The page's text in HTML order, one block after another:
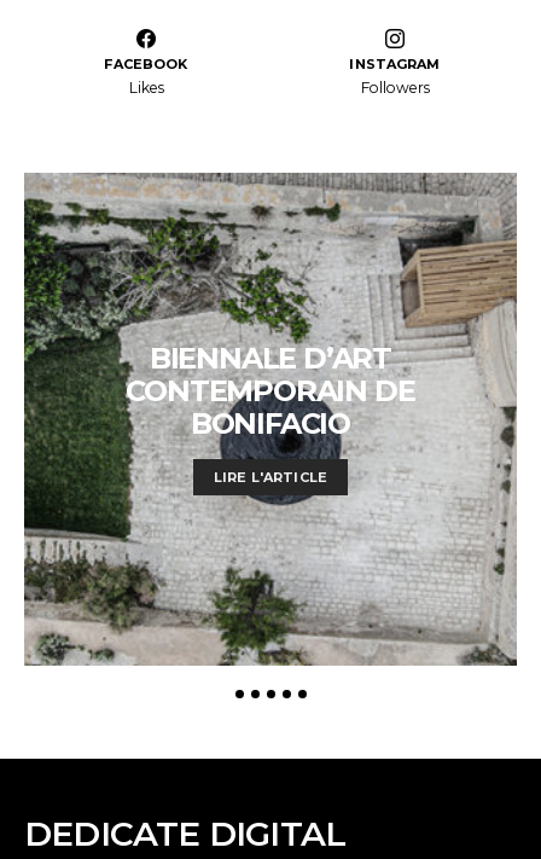
FACEBOOK
Likes
INSTAGRAM
Followers
BIENNALE D’ART
CONTEMPORAIN DE
BONIFACIO
LIRE L'ARTICLE
DEDICATE DIGITAL